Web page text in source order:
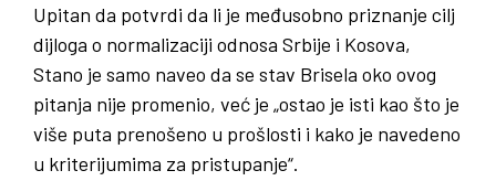
Upitan da potvrdi da li je međusobno priznanje cilj
dijloga o normalizaciji odnosa Srbije i Kosova,
Stano je samo naveo da se stav Brisela oko ovog
pitanja nije promenio, već je „ostao je isti kao što je
više puta prenošeno u prošlosti i kako je navedeno
u kriterijumima za pristupanje“.